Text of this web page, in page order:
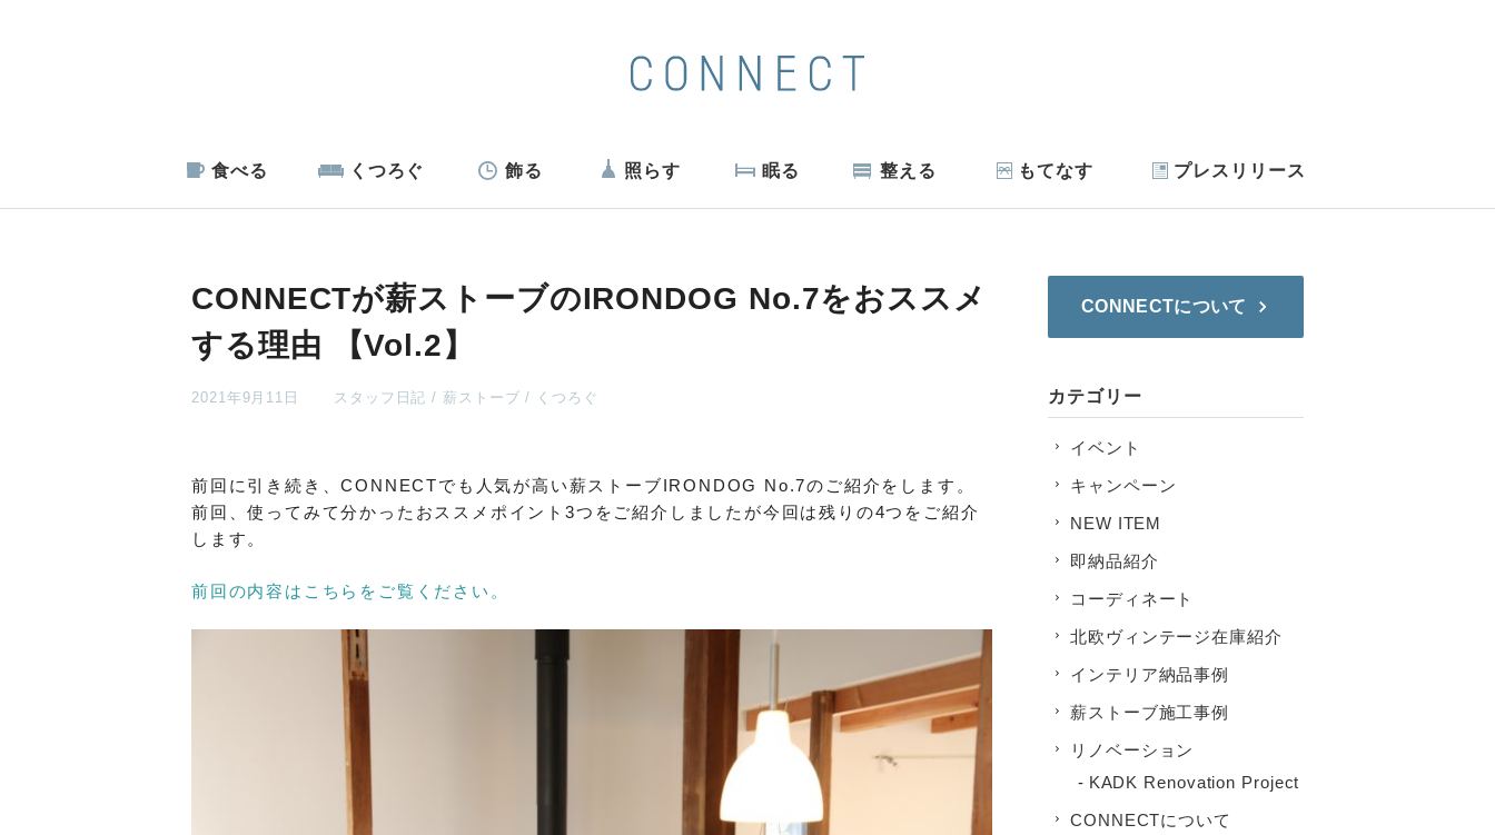
食べる くつろぐ 飾る 照らす 眠る 整える もてなす プレスリリース
CONNECTが薪ストーブのIRONDOG No.7をおススメ
する理由 【Vol.2】
2021年9月11日 スタッフ日記 薪ストーブ くつろぐ
前回に引き続き、CONNECTでも人気が高い薪ストーブIRONDOG No.7のご紹介をします。
前回、使ってみて分かったおススメポイント3つをご紹介しましたが今回は残りの4つをご紹介
します。
前回の内容はこちらをご覧ください。
CONNECTについて
カテゴリー
イベント
キャンペーン
NEW ITEM
即納品紹介
コーディネート
北欧ヴィンテージ在庫紹介
インテリア納品事例
薪ストーブ施工事例
リノベーション
KADK Renovation Project
CONNECTについて